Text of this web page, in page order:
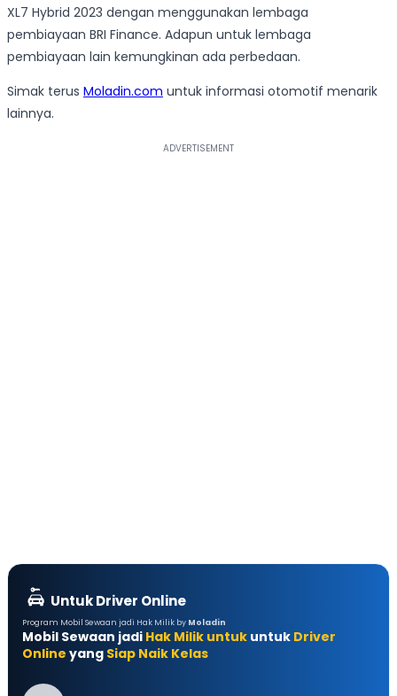
XL7 Hybrid 2023 dengan menggunakan lembaga
pembiayaan BRI Finance. Adapun untuk lembaga
pembiayaan lain kemungkinan ada perbedaan.
Simak terus Moladin.com untuk informasi otomotif menarik
lainnya.
Untuk Driver Online
Program Mobil Sewaan jadi Hak Milik by Moladin
Mobil Sewaan jadi Hak Milik untuk untuk Driver
Online yang Siap Naik Kelas